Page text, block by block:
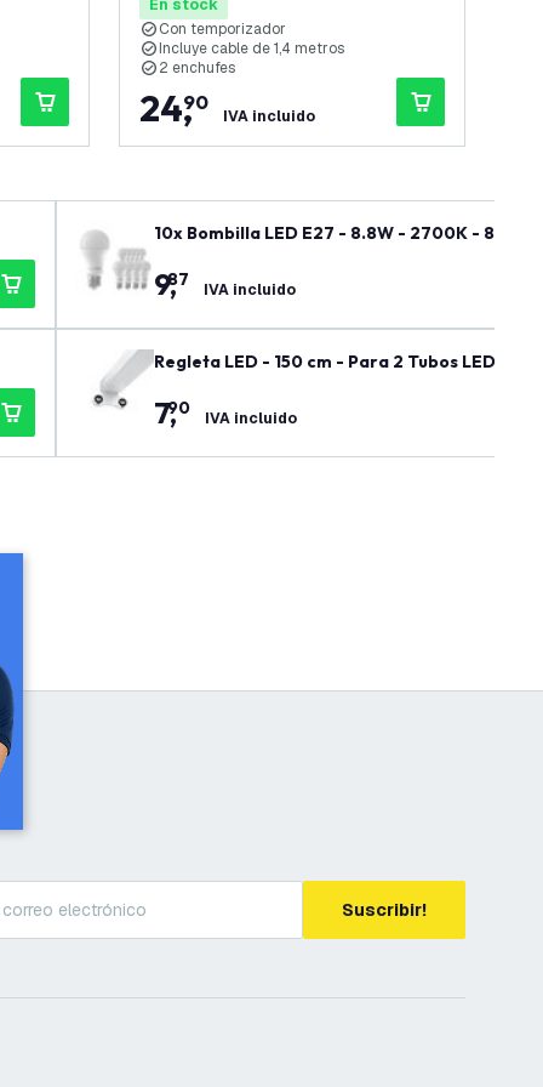
En stock
Con temporizador
Incluye cable de 1,4 metros
2 enchufes
24,
90
IVA incluido
10x Bombilla LED E27 - 8.8W - 2700K - 806
9,
87 IVA incluido
Regleta LED - 150 cm - Para 2 Tubos LED -
7,
90 IVA incluido
Suscribir!